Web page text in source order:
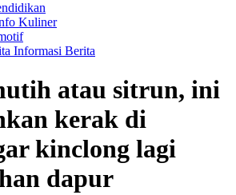
Kuliner
Informasi Berita
atau sitrun, ini
kerak di
kinclong lagi
dapur